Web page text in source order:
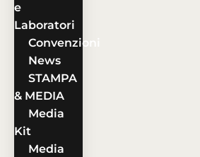
e
Laboratori
Convenzioni
News
STAMPA
& MEDIA
Media
Kit
Media